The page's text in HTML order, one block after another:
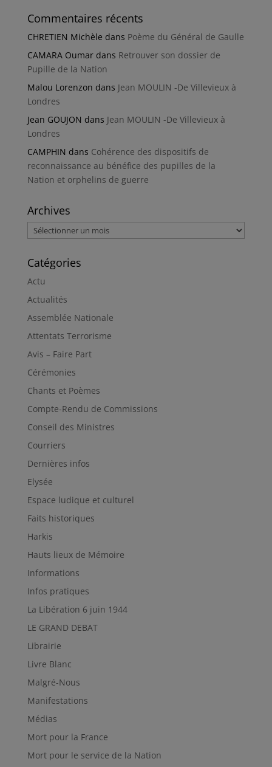
Commentaires récents
CHRETIEN Michèle dans Poème du Général de Gaulle
CAMARA Oumardans Retrouver son dossier de
Pupille de la Nation
Malou Lorenzon dans Jean MOULIN -De Villevieux à
Londres
Jean GOUJON dans Jean MOULIN -De Villevieux à
Londres
CAMPHIN dans Cohérence des dispositifs de
reconnaissance au bénéfice des pupilles de la
Nation et orphelins de guerre
Archives
Archives
Catégories
Actu
Actualités
Assemblée Nationale
Attentats Terrorisme
Avis – Faire Part
Cérémonies
Chants et Poèmes
Compte-Rendu de Commissions
Conseil des Ministres
Courriers
Dernières infos
Elysée
Espace ludique et culturel
Faits historiques
Harkis
Hauts lieux de Mémoire
Informations
Infos pratiques
La Libération 6 juin 1944
LE GRAND DEBAT
Librairie
Livre Blanc
Malgré-Nous
Manifestations
Médias
Mort pour la France
Mort pour le service de la Nation